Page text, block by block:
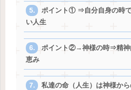
ポイント① ⇒自分自身の時
い人生
ポイント②→神様の時⇒精神
恵み
私達の命（人生）は神様から